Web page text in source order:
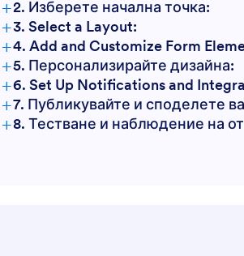
+2. Изберете начална точка:
+3. Select a Layout:
+4. Add and Customize Form
+5. Персонализирайте дизайна:
+6. Set Up Notifications and
+7. Публикувайте и споделете
+8. Тестване и наблюдение на